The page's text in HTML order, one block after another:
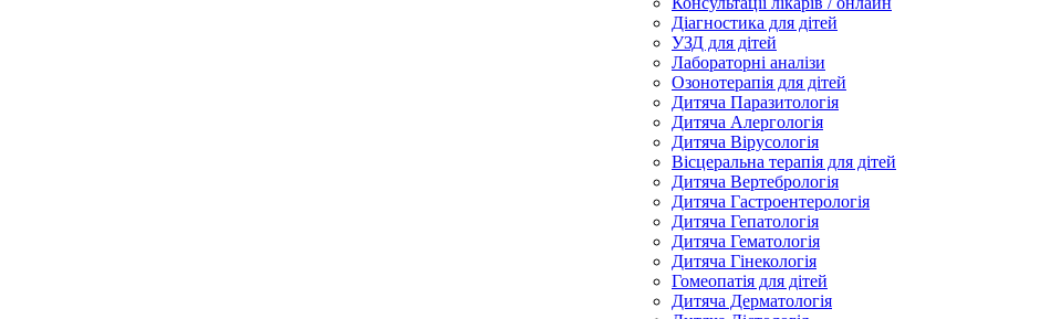
Нефрологія
Нормалізація ваги
Отоларінгологія
Офтальмологія
Паразитологія
Профілактика Онкологічних захворювань
Психіатрія
Психологія
Реабілітація
Реабілітація спортсменів
Ревматологія
Терапія
Трихологія
Урологія
Флебологія
Фізіотерапія
Діагностика для дітей
УЗД для дітей
Лабораторні аналізи
Озонотерапія для дітей
Дитяча Паразитологія
Дитяча Алергологія
Дитяча Вірусологія
Вісцеральна терапія для дітей
Дитяча Вертебрологія
Дитяча Гастроентерологія
Дитяча Гепатологія
Дитяча Гематологія
Дитяча Гінекологія
Гомеопатія для дітей
Дитяча Дерматологія